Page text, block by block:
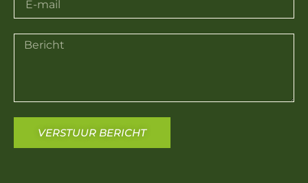
VERSTUUR BERICHT